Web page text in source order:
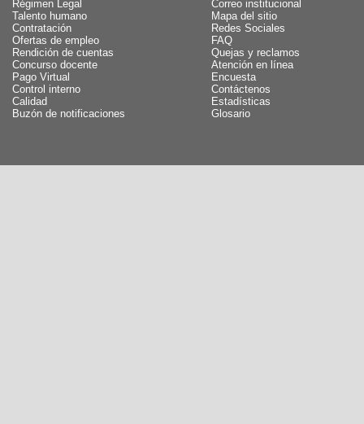
Régimen Legal
Talento humano
Contratación
Ofertas de empleo
Rendición de cuentas
Concurso docente
Pago Virtual
Control interno
Calidad
Buzón de notificaciones
Correo institucional
Mapa del sitio
Redes Sociales
FAQ
Quejas y reclamos
Atención en línea
Encuesta
Contáctenos
Estadísticas
Glosario